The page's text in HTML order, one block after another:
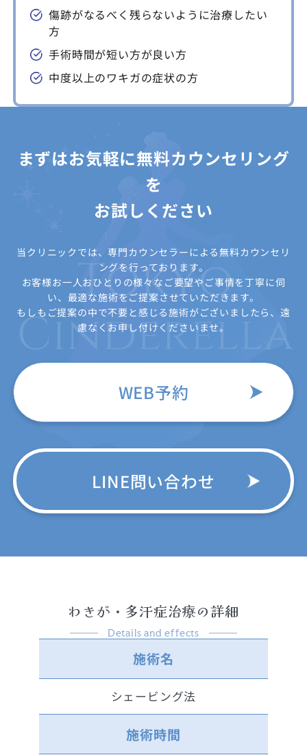
傷跡がなるべく残らないように治療したい
方
手術時間が短い方が良い方
中度以上のワキガの症状の方
まずはお気軽に無料カウンセリング
を
お試しください
当クリニックでは、専門カウンセラーによる無料カウンセリ
ングを行っております。
お客様お一人おひとりの様々なご要望やご事情を丁寧に伺
い、最適な施術をご提案させていただきます。
もしもご提案の中で不要と感じる施術がございましたら、遠
慮なくお申し付けくださいませ。
WEB予約
LINE問い合わせ
わきが・多汗症治療の詳細
Details and effects
施術名
シェービング法
施術時間